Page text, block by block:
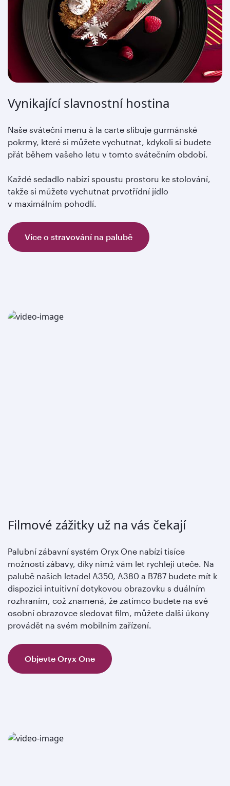
Vynikající slavnostní hostina
Naše sváteční menu à la carte slibuje gurmánské
pokrmy, které si můžete vychutnat, kdykoli si budete
přát během vašeho letu v tomto svátečním období.
Každé sedadlo nabízí spoustu prostoru ke stolování,
takže si můžete vychutnat prvotřídní jídlo
v maximálním pohodlí.
Více o stravování na palubě
Filmové zážitky už na vás čekají
Palubní zábavní systém Oryx One nabízí tisíce
možností zábavy, díky nimž vám let rychleji uteče. Na
palubě našich letadel A350, A380 a B787 budete mít k
dispozici intuitivní dotykovou obrazovku s duálním
rozhraním, což znamená, že zatímco budete na své
osobní obrazovce sledovat film, můžete další úkony
provádět na svém mobilním zařízení.
Objevte Oryx One